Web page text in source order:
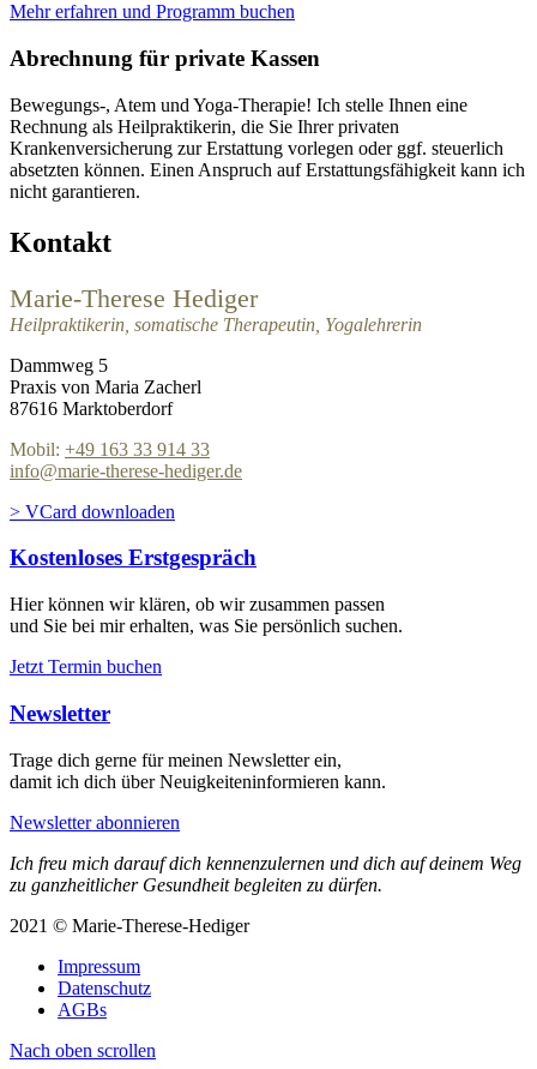
Mehr erfahren und Programm buchen
Abrechnung für private Kassen
Bewegungs-, Atem und Yoga-Therapie! Ich stelle Ihnen eine
Rechnung als Heilpraktikerin, die Sie Ihrer privaten
Krankenversicherung zur Erstattung vorlegen oder ggf. steuerlich
absetzten können. Einen Anspruch auf Erstattungsfähigkeit kann ich
nicht garantieren.
Kontakt
Marie-Therese Hediger
Heilpraktikerin, somatische Therapeutin, Yogalehrerin
Dammweg 5
Praxis von Maria Zacherl
87616 Marktoberdorf
Mobil: +49 163 33 914 33
info@marie-therese-hediger.de
> VCard downloaden
Kostenloses Erstgespräch
Hier können wir klären, ob wir zusammen passen
und Sie bei mir erhalten, was Sie persönlich suchen.
Jetzt Termin buchen
Newsletter
Trage dich gerne für meinen Newsletter ein,
damit ich dich über Neuigkeiteninformieren kann.
Newsletter abonnieren
Ich freu mich darauf dich kennenzulernen und dich auf deinem Weg
zu ganzheitlicher Gesundheit begleiten zu dürfen.
2021 © Marie-Therese-Hediger
Impressum
Datenschutz
AGBs
Nach oben scrollen